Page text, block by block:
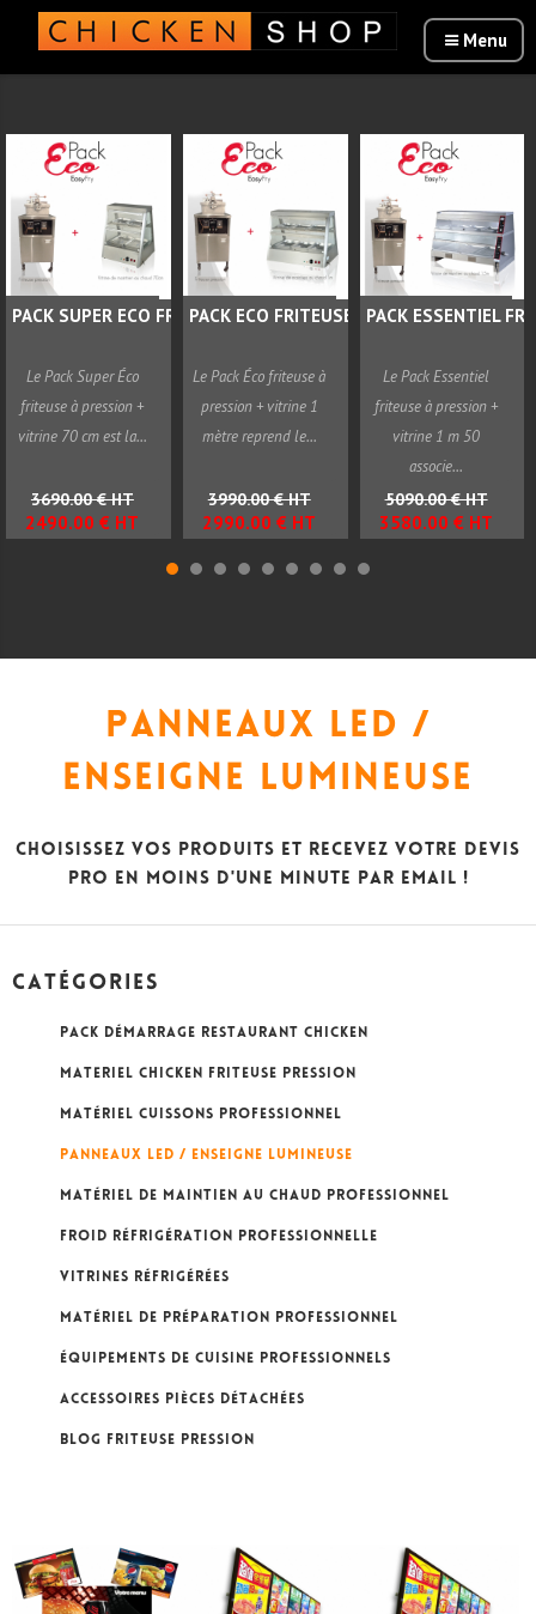
PACK SUPER ECO FRITEUSE...
Le Pack Super Éco
friteuse à pression +
vitrine 70 cm est la...
3690.00 € HT
2490.00 € HT
PACK ECO FRITEUSE PRESSION...
Le Pack Éco friteuse à
pression + vitrine 1
mètre reprend le...
3990.00 € HT
2990.00 € HT
PACK ESSENTIEL
Le Pack Essentiel
friteuse à pression +
vitrine 1 m 50
associe...
5090.00 € HT
3580.00 € HT
PANNEAUX LED /
ENSEIGNE LUMINEUSE
Choisissez vos produits et recevez votre Devis
Pro en moins d'une minute par Email !
Catégories
PACK DÉMARRAGE RESTAURANT CHICKEN
MATERIEL CHICKEN FRITEUSE PRESSION
MATÉRIEL CUISSONS PROFESSIONNEL
PANNEAUX LED / ENSEIGNE LUMINEUSE
MATÉRIEL DE MAINTIEN AU CHAUD PROFESSIONNEL
FROID RÉFRIGÉRATION PROFESSIONNELLE
VITRINES RÉFRIGÉRÉES
MATÉRIEL DE PRÉPARATION PROFESSIONNEL
ÉQUIPEMENTS DE CUISINE PROFESSIONNELS
ACCESSOIRES PIÈCES DÉTACHÉES
BLOG FRITEUSE PRESSION